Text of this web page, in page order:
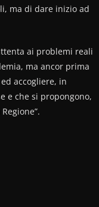
ma di dare inizio ad
ai problemi reali
ma ancor prima
accogliere, in
e che si propongono,